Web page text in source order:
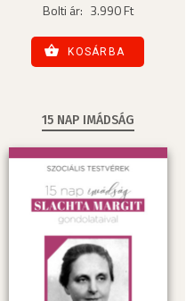
Bolti ár: 3.990 Ft
KOSÁRBA
15 NAP IMÁDSÁG